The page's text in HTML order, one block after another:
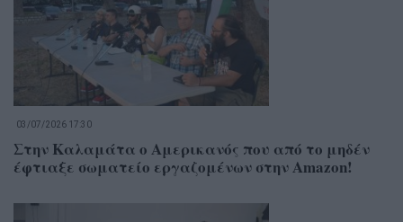
03/07/2026 17:30
Στην Καλαμάτα ο Αμερικανός που από το μηδέν
έφτιαξε σωματείο εργαζομένων στην Amazon!